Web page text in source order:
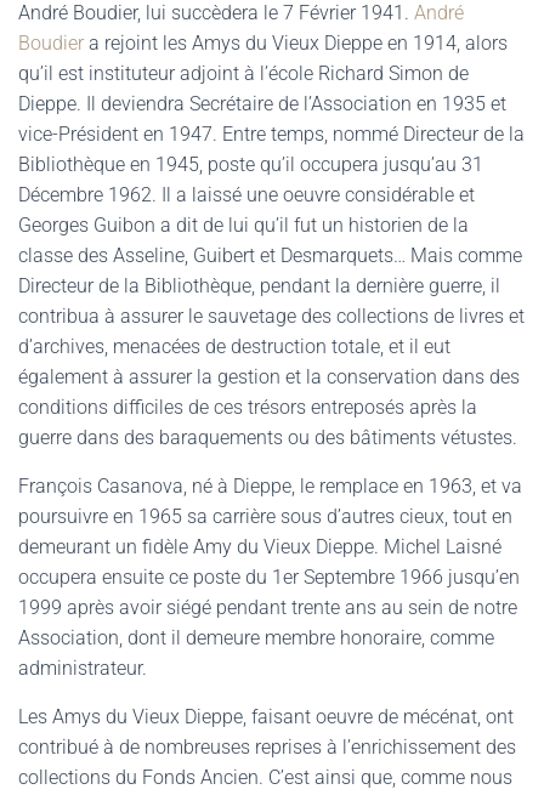
André Boudier, lui succèdera le 7 Février 1941. André
Boudier a rejoint les Amys du Vieux Dieppe en 1914, alors
qu’il est instituteur adjoint à l’école Richard Simon de
Dieppe. Il deviendra Secrétaire de l’Association en 1935 et
vice-Président en 1947. Entre temps, nommé Directeur de la
Bibliothèque en 1945, poste qu’il occupera jusqu’au 31
Décembre 1962. Il a laissé une oeuvre considérable et
Georges Guibon a dit de lui qu’il fut un historien de la
classe des Asseline, Guibert et Desmarquets… Mais comme
Directeur de la Bibliothèque, pendant la dernière guerre, il
contribua à assurer le sauvetage des collections de livres et
d’archives, menacées de destruction totale, et il eut
également à assurer la gestion et la conservation dans des
conditions difficiles de ces trésors entreposés après la
guerre dans des baraquements ou des bâtiments vétustes.
François Casanova, né à Dieppe, le remplace en 1963, et va
poursuivre en 1965 sa carrière sous d’autres cieux, tout en
demeurant un fidèle Amy du Vieux Dieppe. Michel Laisné
occupera ensuite ce poste du 1er Septembre 1966 jusqu’en
1999 après avoir siégé pendant trente ans au sein de notre
Association, dont il demeure membre honoraire, comme
administrateur.
Les Amys du Vieux Dieppe, faisant oeuvre de mécénat, ont
contribué à de nombreuses reprises à l’enrichissement des
collections du Fonds Ancien. C’est ainsi que, comme nous